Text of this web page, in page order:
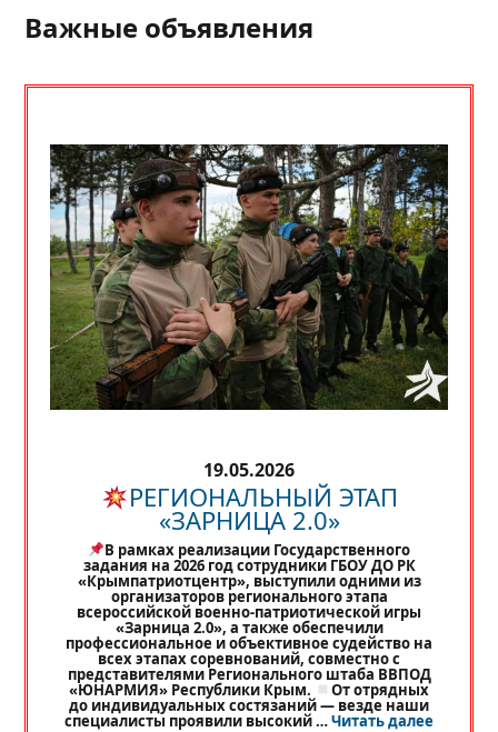
Важные объявления
19.05.2026
РЕГИОНАЛЬНЫЙ ЭТАП
«ЗАРНИЦА 2.0»
В рамках реализации Государственного
задания на 2026 год сотрудники ГБОУ ДО РК
«Крымпатриотцентр», выступили одними из
организаторов регионального этапа
всероссийской военно-патриотической игры
«Зарница 2.0», а также обеспечили
профессиональное и объективное судейство на
всех этапах соревнований, совместно с
представителями Регионального штаба ВВПОД
«ЮНАРМИЯ» Республики Крым. От отрядных
до индивидуальных состязаний — везде наши
специалисты проявили высокий …Читать далее«